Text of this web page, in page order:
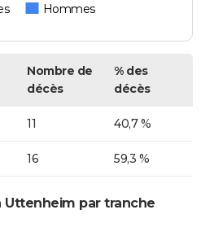
Hommes
Nombre de
décès
% des
décès
11 40,7 %
16 59,3 %
Uttenheim par tranche